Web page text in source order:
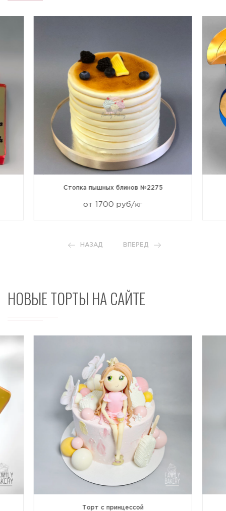
Стопка пышных блинов №2275
от 1700 руб/кг
НАЗАД ВПЕРЕД
НОВЫЕ ТОРТЫ НА САЙТЕ
Торт с принцессой